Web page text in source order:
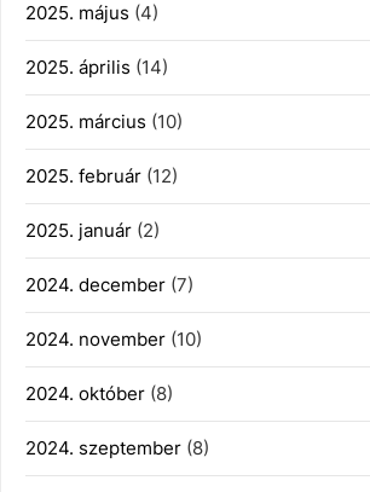
2025. május (4)
2025. április (14)
2025. március (10)
2025. február (12)
2025. január (2)
2024. december (7)
2024. november (10)
2024. október (8)
2024. szeptember (8)